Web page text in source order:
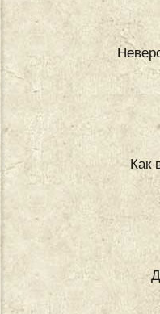
Как